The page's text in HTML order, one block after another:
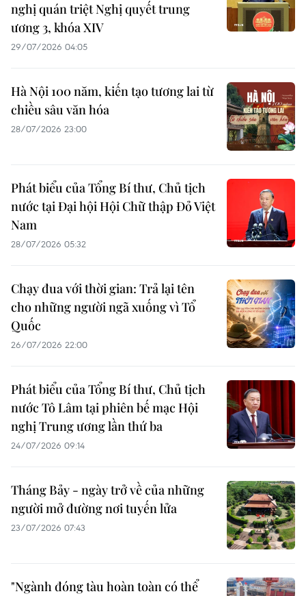
nghị quán triệt Nghị quyết trung
ương 3, khóa XIV
29/07/2026 04:05
Hà Nội 100 năm, kiến tạo tương lai từ
chiều sâu văn hóa
28/07/2026 23:00
Phát biểu của Tổng Bí thư, Chủ tịch
nước tại Đại hội Hội Chữ thập Đỏ Việt
Nam
28/07/2026 05:32
Chạy đua với thời gian: Trả lại tên
cho những người ngã xuống vì Tổ
Quốc
26/07/2026 22:00
Phát biểu của Tổng Bí thư, Chủ tịch
nước Tô Lâm tại phiên bế mạc Hội
nghị Trung ương lần thứ ba
24/07/2026 09:14
Tháng Bảy - ngày trở về của những
người mở đường nơi tuyến lửa
23/07/2026 07:43
"Ngành đóng tàu hoàn toàn có thể